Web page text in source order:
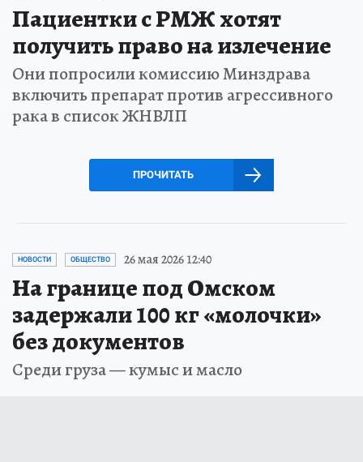
Пациентки с РМЖ хотят
получить право на излечение
Они попросили комиссию Минздрава
включить препарат против агрессивного
рака в список ЖНВЛП
ПРОЧИТАТЬ
НОВОСТИ ОБЩЕСТВО 26 мая 2026 12:40
На границе под Омском
задержали 100 кг «молочки»
без документов
Среди груза — кумыс и масло